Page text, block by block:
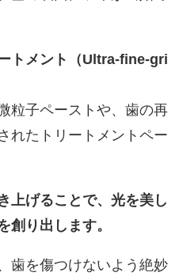
トメント（Ultra-fine-gri
粒子ペーストや、歯の再
れたトリートメントペー
上げることで、光を美し
創り出します。
歯を傷つけないよう絶妙